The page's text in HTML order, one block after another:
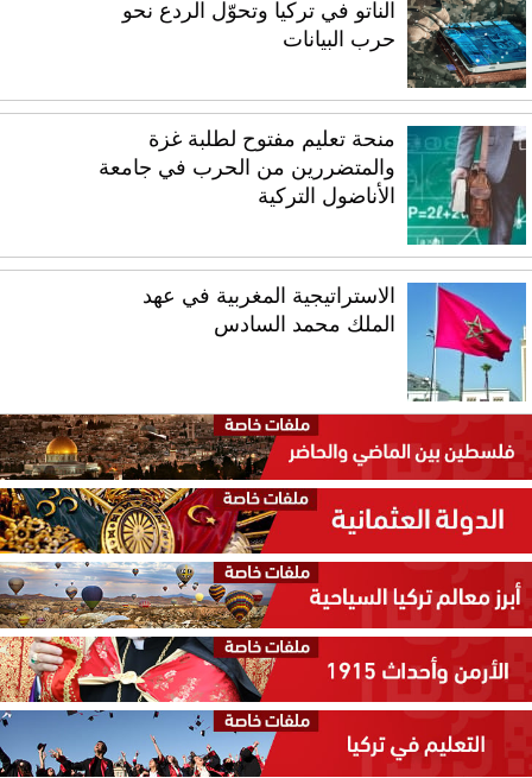
الناتو في تركيا وتحوّل الردع نحو
حرب البيانات
منحة تعليم مفتوح لطلبة غزة
والمتضررين من الحرب في جامعة
الأناضول التركية
الاستراتيجية المغربية في عهد
الملك محمد السادس